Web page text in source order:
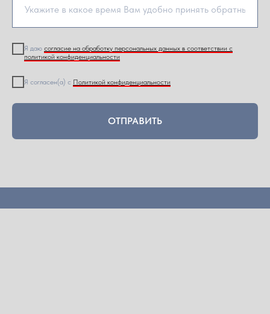
Я даю согласие на обработку персональных данных в соответствии с
политикой конфиденциальности
Я согласен(а) с Политикой конфиденциальности
ОТПРАВИТЬ